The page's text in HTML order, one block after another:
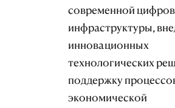
современной
инфраструктуры,
инновационных
технологических
поддержку
экономической